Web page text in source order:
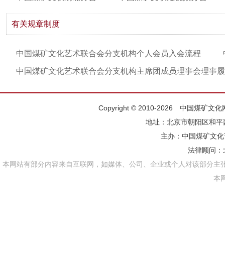
有关规章制度
中国煤矿文化艺术联合会分支机构个人会员入会流程
中国煤矿文化艺术联合会分支机构主席团成员理事会理事
Copyright © 2010-2026 中国煤矿文
地址：北京市朝阳区和
主办： 中国煤矿文
法律顾问：
本网站有部分内容来自互联网，如媒体、公司、企业或个人对该部分
本